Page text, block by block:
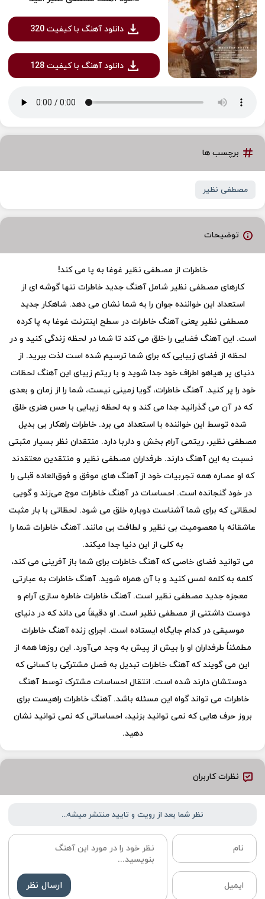
دانلود آهنگ با کیفیت 320
دانلود آهنگ با کیفیت 128
برچسب ها
مصطفی نظیر
توضیحات
خاطرات از مصطفی نظیر غوغا به پا می کند!
کارهای مصطفی نظیر شامل آهنگ جدید خاطرات تنها گوشه ای از
استعداد این خواننده جوان را به شما نشان می دهد. شاهکار جدید
مصطفی نظیر یعنی آهنگ خاطرات در سطح اینترنت غوغا به پا کرده
است. این آهنگ فضایی را خلق می کند تا شما در لحظه زندگی کنید و در
لحظه از فضای زیبایی که برای شما ترسیم شده است لذت ببرید. از
دنیای پر هیاهو اطراف خود جدا شوید و با ریتم زیبای این آهنگ لحظات
خود را پر کنید. آهنگ خاطرات، گویا زمینی نیست، شما را از زمان و بعدی
که در آن می گذرانید جدا می کند و به لحظه زیبایی با حس هنری خلق
شده توسط این خواننده با استعداد می برد. خاطرات راهکار بی بدیل
مصطفی نظیر، ریتمی آرام بخش و دلربا دارد. منتقدان نظر بسیار مثبتی
نسبت به این آهنگ دارند. طرفداران مصطفی نظیر و منتقدین معتقدند
که او عصاره همه تجربیات خود از آهنگ های موفق و فوق‌العاده قبلی را
در خود گنجانده است. احساسات در آهنگ خاطرات موج می‌زند و گویی
لحظاتی که برای شما آشناست دوباره خلق می شود. لحظاتی با بار مثبت
عاشقانه با معصومیت بی نظیر و لطافت بی مانند. آهنگ خاطرات شما را
به کلی از این دنیا جدا میکند.
می ‌توانید فضای خاصی که آهنگ خاطرات برای شما باز آفرینی می کند،
کلمه به کلمه لمس کنید و با آن همراه شوید. آهنگ خاطرات به عبارتی
معجزه جدید مصطفی نظیر است. آهنگ خاطرات خاطره سازی آرام و
دوست داشتنی از مصطفی نظیر است. او دقیقاً می داند که در دنیای
موسیقی در کدام جایگاه ایستاده است. اجرای زنده آهنگ خاطرات
مطمئناً طرفداران او را بیش از پیش به وجد می‌آورد. این روزها همه از
این می گویند که آهنگ خاطرات تبدیل به فصل مشترکی با کسانی که
دوستشان دارند شده است. انتقال احساسات مشترک توسط آهنگ
خاطرات می تواند گواه این مسئله باشد. آهنگ خاطرات راهیست برای
بروز حرف هایی که نمی توانید بزنید، احساساتی که نمی توانید نشان
دهید.
نظرات کاربران
نظر شما بعد از رویت و تایید منتشر میشه...
ارسال نظر